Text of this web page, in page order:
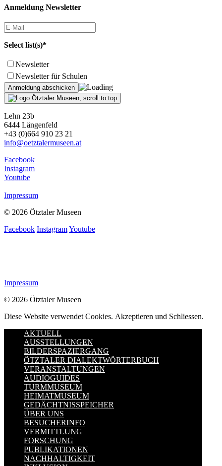
Anmeldung Newsletter
Select list(s)*
Newsletter
Newsletter für Schulen
Lehn 23b
6444 Längenfeld
+43 (0)664 910 23 21
info@oetztalermuseen.at
Facebook
Instagram
Youtube
Impressum
© 2026 Ötztaler Museen
Facebook InstagramYoutube
Impressum
© 2026 Ötztaler Museen
Diese Website verwendet Cookies. Akzeptieren und Schliessen.
AKTUELL
AUSSTELLUNGEN
BILDERSPAZIERGANG
ÖTZTALER DIALEKTWÖRTERBUCH
VERANSTALTUNGEN
AUDIOGUIDES
TURMMUSEUM
HEIMATMUSEUM
GEDÄCHTNISSPEICHER
ÜBER UNS
BESUCHERINFO
VERMITTLUNG
FORSCHUNG
PUBLIKATIONEN
NACHHALTIGKEIT